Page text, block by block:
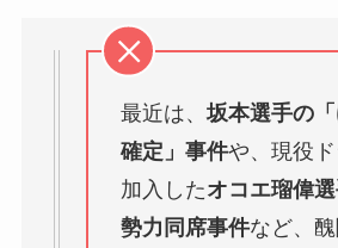
最近は、坂本選手の
確定」事件や、現役
加入したオコエ瑠偉
勢力同席事件など、